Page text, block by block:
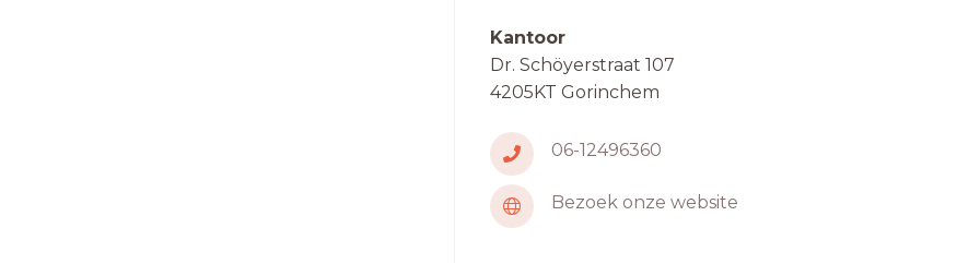
Kantoor
Dr. Schöyerstraat 107
4205KT Gorinchem
06-12496360
Bezoek onze website